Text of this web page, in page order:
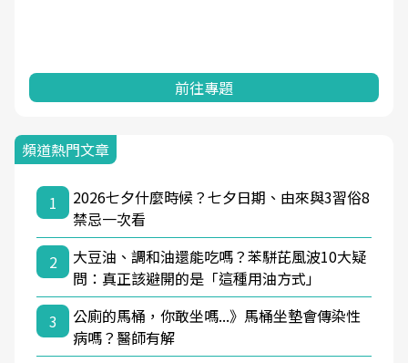
前往專題
頻道熱門文章
1
2026七夕什麼時候？七夕日期、由來與3習俗8
禁忌一次看
2
大豆油、調和油還能吃嗎？苯駢芘風波10大疑
問：真正該避開的是「這種用油方式」
3
公廁的馬桶，你敢坐嗎...》馬桶坐墊會傳染性
病嗎？醫師有解